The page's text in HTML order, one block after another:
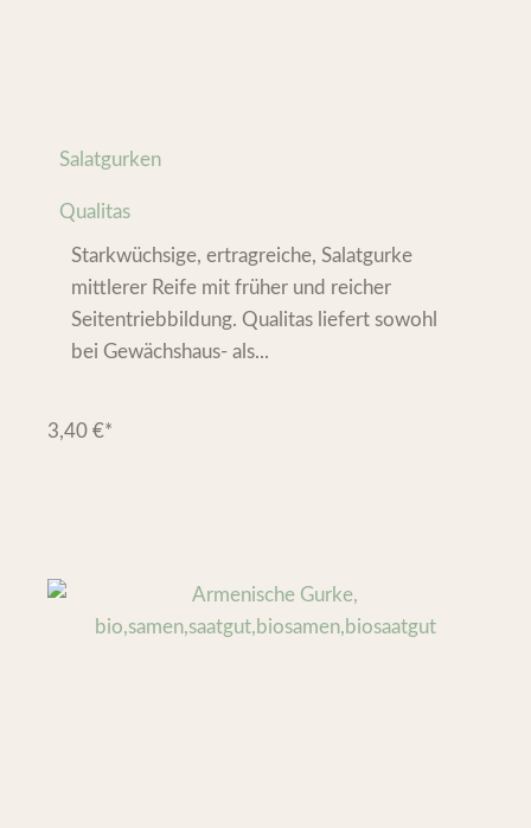
Salatgurken
Qualitas
Starkwüchsige, ertragreiche, Salatgurke
mittlerer Reife mit früher und reicher
Seitentriebbildung. Qualitas liefert sowohl
bei Gewächshaus- als...
3,40 €*